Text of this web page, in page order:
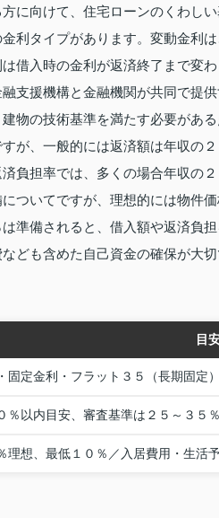
に向けて、住宅ローンのくわしい
利タイプがあります。変動金利
借入時の金利が返済終了まで変
支援機構と金融機関が共同で提
物の技術基準を満たす必要がある
が、一般的には返済額は年収の
負担率では、多くの場合年収の
ついてですが、理想的には物件
準備されると、借入額や返済負
ども含めた自己資金の確保が大切
目
固定金利・フラット３５（長期固定）
％以内目安、審査基準は２５～３５％
理想、最低１０％／入居費用・生活